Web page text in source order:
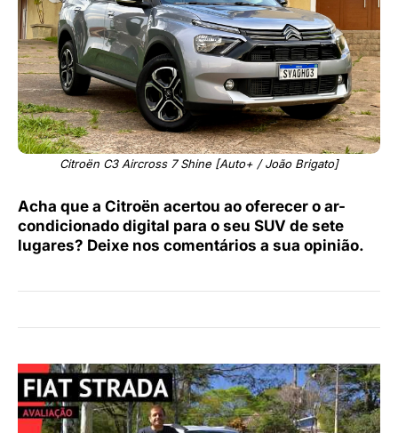
Citroën C3 Aircross 7 Shine [Auto+ / João Brigato]
Acha que a Citroën acertou ao oferecer o ar-
condicionado digital para o seu SUV de sete
lugares? Deixe nos comentários a sua opinião.